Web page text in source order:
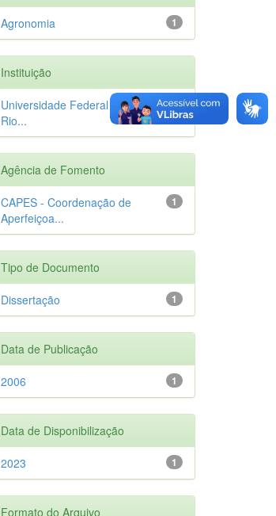
1
Agronomia
Instituição
1
Universidade Federal Rural do
Rio...
Agência de Fomento
1
CAPES - Coordenação de
Aperfeiçoa...
Tipo de Documento
1
Dissertação
Data de Publicação
1
2006
Data de Disponibilização
1
2023
Formato do Arquivo